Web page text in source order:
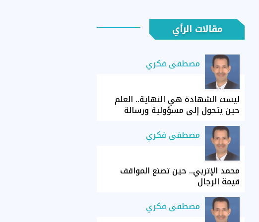
مقالات الرأي
مصطفى فكري
ليست الشهادة هي النهاية.. العلم
حين يتحول إلى مسؤولية ورسالة
مصطفى فكري
محمد الإتربي.. حين تصنع المواقف
قيمة الرجال
مصطفى فكري